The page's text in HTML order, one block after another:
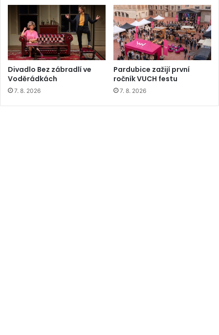
Divadlo Bez zábradlí ve
Voděrádkách
7. 8. 2026
Pardubice zažijí první
ročník VUCH festu
7. 8. 2026